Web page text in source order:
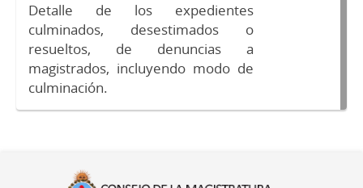
Detalle de los expedientes
culminados, desestimados o
resueltos, de denuncias a
magistrados, incluyendo modo de
culminación.